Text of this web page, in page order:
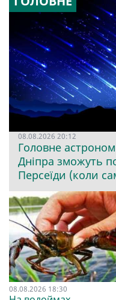
08.08.2026 20:12
Головне
Дніпра зможуть
Персеїди (коли
08.08.2026 18:30